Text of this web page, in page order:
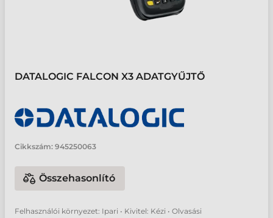
DATALOGIC FALCON X3 ADATGYŰJTŐ
Cikkszám: 945250063
Összehasonlító
Felhasználói környezet: Ipari • Kivitel: Kézi • Olvasási